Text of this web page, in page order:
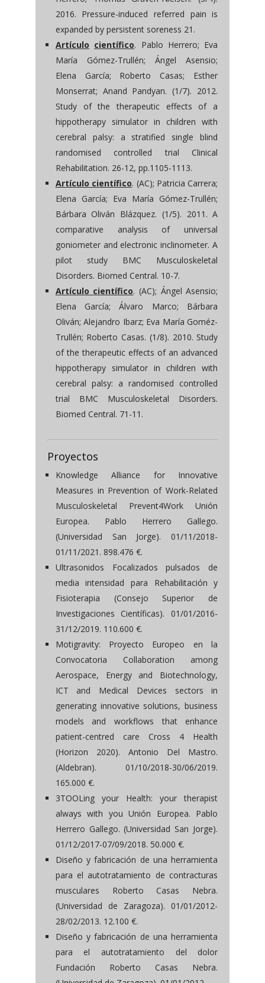
2016. Pressure-induced referred pain is
expanded by persistent soreness 21.
Artículo científico. Pablo Herrero; Eva
María Gómez-Trullén; Ángel Asensio;
Elena García; Roberto Casas; Esther
Monserrat; Anand Pandyan. (1/7). 2012.
Study of the therapeutic effects of a
hippotherapy simulator in children with
cerebral palsy: a stratified single blind
randomised controlled trial Clinical
Rehabilitation. 26-12, pp.1105-1113.
Artículo científico. (AC); Patricia Carrera;
Elena García; Eva María Gómez-Trullén;
Bárbara Oliván Blázquez. (1/5). 2011. A
comparative analysis of universal
goniometer and electronic inclinometer. A
pilot study BMC Musculoskeletal
Disorders. Biomed Central. 10-7.
Artículo científico. (AC); Ángel Asensio;
Elena García; Álvaro Marco; Bárbara
Oliván; Alejandro Ibarz; Eva María Goméz-
Trullén; Roberto Casas. (1/8). 2010. Study
of the therapeutic effects of an advanced
hippotherapy simulator in children with
cerebral palsy: a randomised controlled
trial BMC Musculoskeletal Disorders.
Biomed Central. 71-11.
Proyectos
Knowledge Alliance for Innovative
Measures in Prevention of Work-Related
Musculoskeletal Prevent4Work Unión
Europea. Pablo Herrero Gallego.
(Universidad San Jorge). 01/11/2018-
01/11/2021. 898.476 €.
Ultrasonidos Focalizados pulsados de
media intensidad para Rehabilitación y
Fisioterapia (Consejo Superior de
Investigaciones Científicas). 01/01/2016-
31/12/2019. 110.600 €.
Motigravity: Proyecto Europeo en la
Convocatoria Collaboration among
Aerospace, Energy and Biotechnology,
ICT and Medical Devices sectors in
generating innovative solutions, business
models and workflows that enhance
patient-centred care Cross 4 Health
(Horizon 2020). Antonio Del Mastro.
(Aldebran). 01/10/2018-30/06/2019.
165.000 €.
3TOOLing your Health: your therapist
always with you Unión Europea. Pablo
Herrero Gallego. (Universidad San Jorge).
01/12/2017-07/09/2018. 50.000 €.
Diseño y fabricación de una herramienta
para el autotratamiento de contracturas
musculares Roberto Casas Nebra.
(Universidad de Zaragoza). 01/01/2012-
28/02/2013. 12.100 €.
Diseño y fabricación de una herramienta
para el autotratamiento del dolor
Fundación Roberto Casas Nebra.